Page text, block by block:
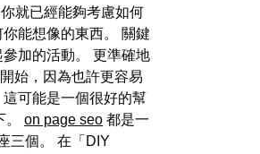
就已經能夠考慮如何
能想像的東西。 關鍵
加的活動。 更準確地
始，因為也許更容易
可能是一個很好的幫
on page seo 都是一
三個。 在「DIY